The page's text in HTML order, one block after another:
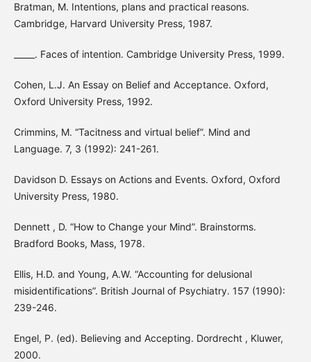
Bratman, M. Intentions, plans and practical reasons.
Cambridge, Harvard University Press, 1987.
_____. Faces of intention. Cambridge University Press, 1999.
Cohen, L.J. An Essay on Belief and Acceptance. Oxford,
Oxford University Press, 1992.
Crimmins, M. “Tacitness and virtual belief”. Mind and
Language. 7, 3 (1992): 241-261.
Davidson D. Essays on Actions and Events. Oxford, Oxford
University Press, 1980.
Dennett , D. “How to Change your Mind”. Brainstorms.
Bradford Books, Mass, 1978.
Ellis, H.D. and Young, A.W. “Accounting for delusional
misidentifications”. British Journal of Psychiatry. 157 (1990):
239-246.
Engel, P. (ed). Believing and Accepting. Dordrecht , Kluwer,
2000.